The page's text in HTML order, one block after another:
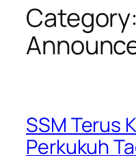
Category:
SSM Terus
Perkukuh